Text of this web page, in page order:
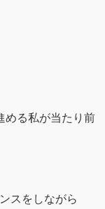
める私が当たり前
スをしながら